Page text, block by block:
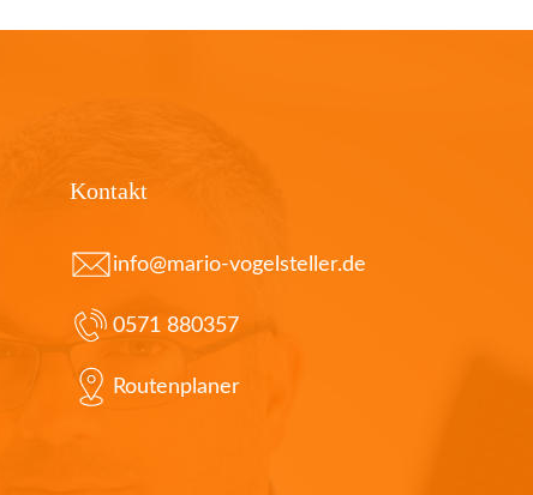
Kontakt
info@mario-vogelsteller.de
0571 880357
Routenplaner